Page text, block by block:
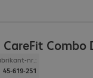
CareFit
nr.:
45-619-251